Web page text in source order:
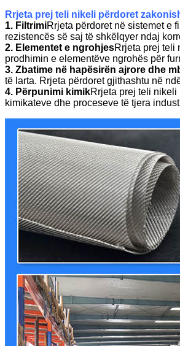
Rrjeta prej teli nikeli përdoret
1. FiltrimiRrjeta përdoret në sistemet e
rezistencës së saj të shkëlqyer ndaj
2. Elementet e ngrohjesRrjeta prej teli
prodhimin e elementëve ngrohës për
3. Zbatime në hapësirën ajrore dhe
të larta. Rrjeta përdoret gjithashtu në
4. Përpunimi kimikRrjeta prej teli
kimikateve dhe proceseve të tjera